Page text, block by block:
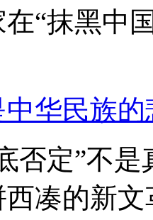
“抹黑中
华民族的
否定”不
凑的新